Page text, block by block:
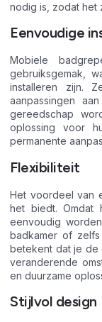
nodig is, zodat het
Eenvoudige
Mobiele
gebruiksgemak,
installeren zijn.
aanpassingen
gereedschap
oplossing voor
permanente
Flexibiliteit
Het voordeel van
het biedt. Omdat
eenvoudig
badkamer of
betekent dat je de
veranderende
en duurzame
Stijlvol design